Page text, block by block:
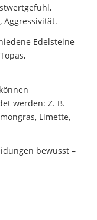
Aggressivität.
Edelsteine
werden: Z. B.
Limette,
bewusst –